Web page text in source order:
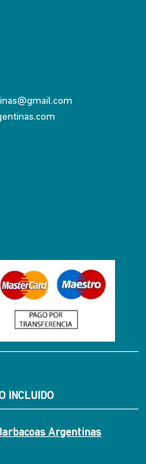
INCLUIDO
Argentinas